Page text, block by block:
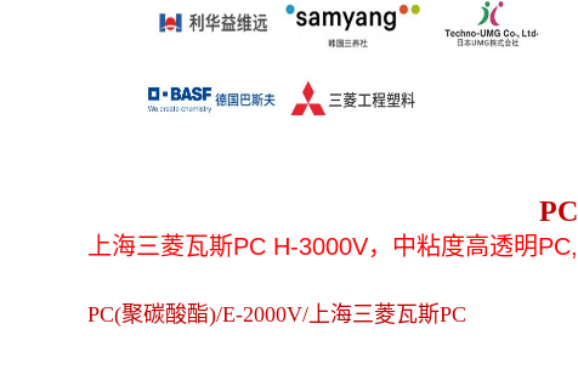
PC
上海三菱瓦斯PC H-3000V，中粘度高透明PC,
PC(聚碳酸酯)/E-2000V/上海三菱瓦斯PC